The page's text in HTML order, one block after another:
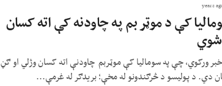
کې د موټر بم په چاودنه کې اته کسان
ورکوي، چې په سومالیا کې موټربم چاودنې اته کسان وژلي او ګڼ
دي. د پولیسو د څرګندونو له مخې؛ بریدګر له غرمې...